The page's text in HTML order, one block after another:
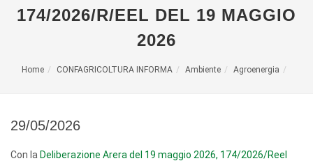
174/2026/R/EEL DEL 19 MAGGIO
2026
Home CONFAGRICOLTURA INFORMA Ambiente Agroenergia
29/05/2026
Con la Deliberazione Arera del 19 maggio 2026, 174/2026/Reel